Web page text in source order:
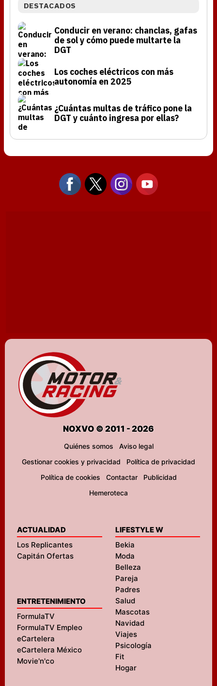
DESTACADOS
Conducir en verano: chanclas, gafas
de sol y cómo puede multarte la
DGT
Los coches eléctricos con más
autonomía en 2025
¿Cuántas multas de tráfico pone la
DGT y cuánto ingresa por ellas?
NOXVO © 2011 - 2026
Quiénes somos
Aviso legal
Gestionar cookies y privacidad
Política de privacidad
Política de cookies
Contactar
Publicidad
Hemeroteca
ACTUALIDAD
Los Replicantes
Capitán Ofertas
ENTRETENIMIENTO
FormulaTV
FormulaTV Empleo
eCartelera
eCartelera México
Movie'n'co
LIFESTYLE W
Bekia
Moda
Belleza
Pareja
Padres
Salud
Mascotas
Navidad
Viajes
Psicología
Fit
Hogar